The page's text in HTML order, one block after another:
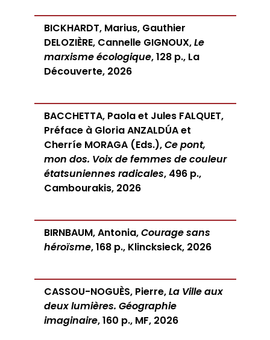
BICKHARDT, Marius, Gauthier
DELOZIÈRE, Cannelle GIGNOUX,Le
marxisme écologique, 128 p., La
Découverte, 2026
BACCHETTA, Paola et Jules FALQUET,
Préface à Gloria ANZALDÚA et
Cherríe MORAGA (Eds.),Ce pont,
mon dos. Voix de femmes de couleur
étatsuniennes radicales, 496 p.,
Cambourakis, 2026
BIRNBAUM, Antonia,Courage sans
héroïsme, 168 p., Klincksieck, 2026
CASSOU-NOGUÈS, Pierre,La Ville aux
deux lumières. Géographie
imaginaire, 160 p., MF, 2026